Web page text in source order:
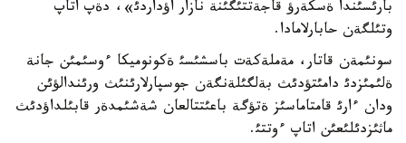
بارئسئندا ةسكةرؤ قاجةتتئگئنة نازار اؤداردئ»، دةپ اتاپ
وتئلگةن حابارلامادا.
سونئمةن قاتار، مةملةكةت باسشئسئ ةكونوميكا ءوسئمئن جانة
ةلئمئزدئ دامئتؤدئث بةلگئلةنگةن جوسپارلارئنئث ورئندالؤئن
ودان ءارئ قامتاماسئز ةتؤگة باعئتتالعان شةشئمدةر قابئلداؤدئث
ماثئزدئلئعئن اتاپ ءوتتئ.